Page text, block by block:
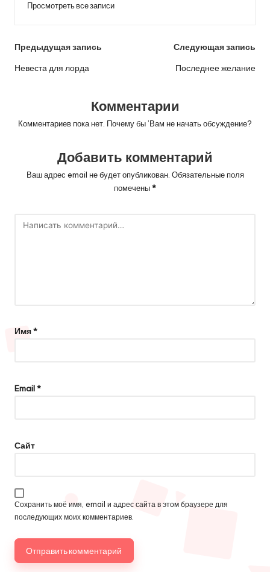
Просмотреть все записи
Навигация
по
Предыдущая запись
Невеста для лорда
Следующая запись
Последнее желание
Комментарии
Комментариев пока нет. Почему бы ’Вам не начать обсуждение?
Добавить комментарий
Ваш адрес email не будет опубликован. Обязательные поля
помечены*
Имя*
Email*
Сайт
Сохранить моё имя, email и адрес сайта в этом браузере для
последующих моих комментариев.